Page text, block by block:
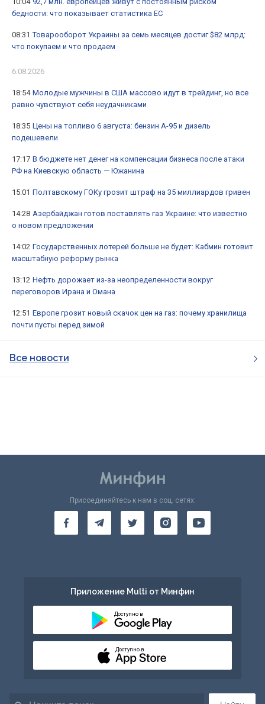
бедности: что показывает статистика ЕС
08:31 Товарооборот Украины за семь месяцев достиг $82 млрд:
что покупаем и что продаем
6.08.2026
18:54 Молодые мужчины в США массово идут в трейдинг, но все
равно чувствуют себя неудачниками
18:35 Цены на топливо 6 августа: бензин А-95 и дизель
подешевели
17:17 В бюджете нет денег на компенсации бизнеса после атаки
РФ на Киевскую область — Южанина
15:01 Полтавскому ГОКу грозит штраф на 35 миллиардов гривен
14:28 Азербайджан готов поставлять газ Украине: что известно
о новом предложении
14:02 Государственных лотерей больше не будет: Кабмин готовит
масштабную реформу рынка
13:12 Нефть дорожает из-за неопределенности вокруг
переговоров Ирана и Омана
12:51 Европе грозит новый скачок цен на газ: почему хранилища
почти пусты перед зимой
Все новости
Присоединяйтесь к нам в соц. сетях:
Приложение Multi от Минфин
Доступно в
Доступно в